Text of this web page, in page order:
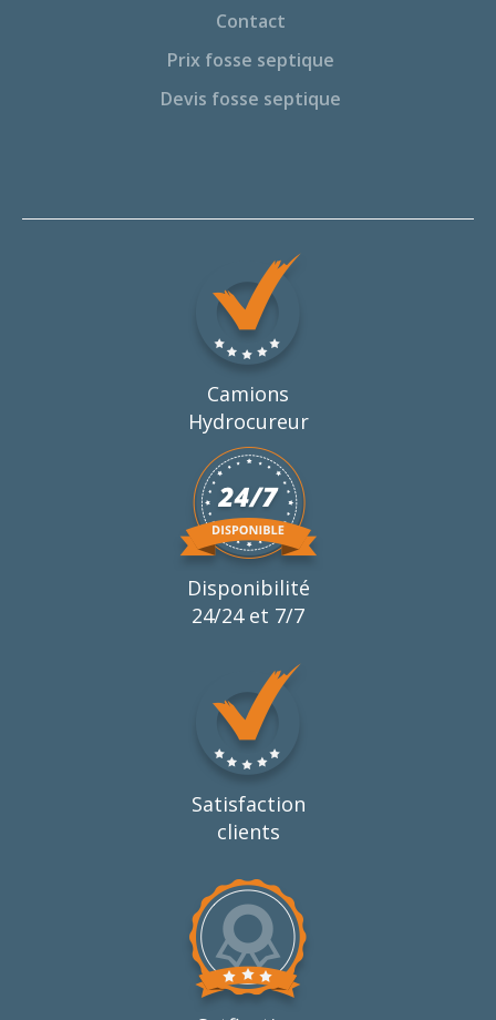
Contact
Prix fosse septique
Devis fosse septique
Camions
Hydrocureur
Disponibilité
24/24 et 7/7
Satisfaction
clients